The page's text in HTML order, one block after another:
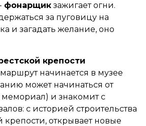
фонарщик зажигает огни.
за пуговицу на
и загадать желание, оно
крепости
начинается в музее
может начинаться от
мемориал) и знакомит с
с историей строительства
крепости, открывает новые